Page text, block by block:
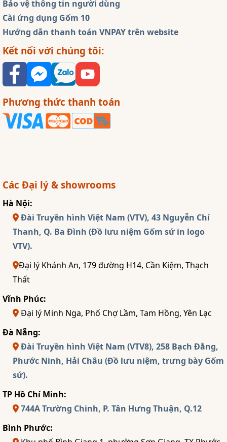
Bảo vệ thông tin người dùng
Cài ứng dụng Gốm 10
Hướng dẫn thanh toán VNPAY trên website
Kết nối với chúng tôi:
Phương thức thanh toán
Các Đại lý & showrooms
Hà Nội:
Đài Truyền hình Việt Nam (VTV), 43 Nguyễn Chí
Thanh, Q. Ba Đình (Đồ lưu niệm Gốm sứ in logo
VTV).
Đại lý Khánh An, 179 đường H14, Cần Kiệm, Thạch
Thất
Vĩnh Phúc:
Đại lý Minh Nga, Phố Chợ Lầm, Tam Hồng, Yên Lạc
Đà Nẵng:
Đài Truyền hình Việt Nam (VTV8), 258 Bạch Đằng,
Phước Ninh, Hải Châu (Đồ lưu niệm, trưng bày Gốm
sứ).
TP Hồ Chí Minh:
744A Trường Chinh, P. Tân Hưng Thuận, Q.12
Bình Phước: